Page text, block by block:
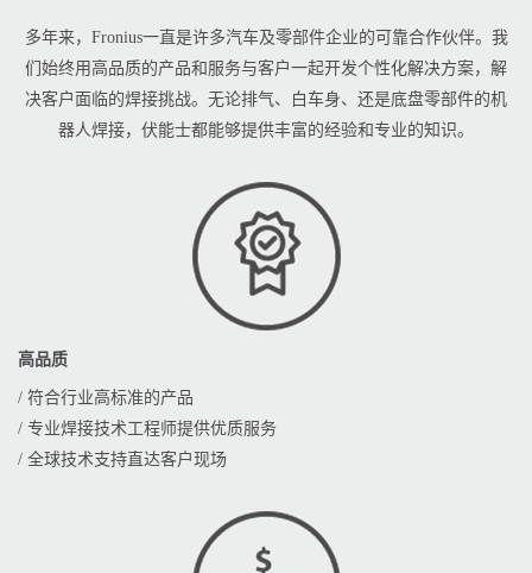
多年来，Fronius一直是许多汽车及零部件企业的可靠合作伙伴。我
们始终用高品质的产品和服务与客户一起开发个性化解决方案，解
决客户面临的焊接挑战。无论排气、白车身、还是底盘零部件的机
器人焊接，伏能士都能够提供丰富的经验和专业的知识。
高品质
/ 符合行业高标准的产品
/ 专业焊接技术工程师提供优质服务
/ 全球技术支持直达客户现场